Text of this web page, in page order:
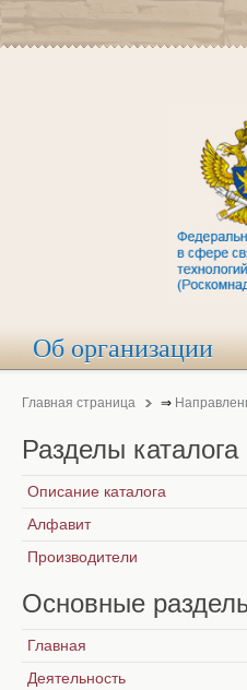
Об организации
Главная страница ⇒
Разделы каталога
Описание каталога
Алфавит
Производители
Основные
Главная
Деятельность